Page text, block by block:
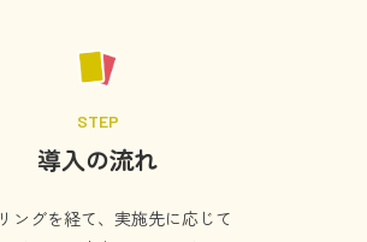
STEP
導入の流れ
ングを経て、実施先に応じて